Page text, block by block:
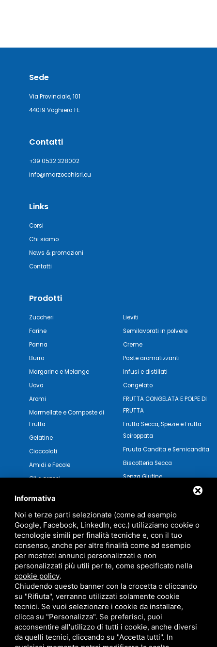
Sede
Via Provinciale, 101
44019 Voghiera FE
Contatti
+39 0532 328002
info@marzocchisrl.eu
Links
Corsi
Chi siamo
News & promozioni
Contatti
Prodotti
Zuccheri
Farine
Panna
Burro
Margarine e Melange
Uova
Aromi
Marmellate e Composte di
Frutta
Gelatine
Cioccolati
Amidi e Fecole
Oli e grassi
Lieviti
Semilavorati in polvere
Creme
Paste aromatizzanti
Infusi e distillati
Congelato
FRUTTA CONGELATA E POLPE DI
FRUTTA
Frutta Secca, Spezie e Frutta
Sciroppata
Fruuta Candita e Semicandita
Biscotteria Secca
Senza Glutine
MARZOCCHI SRL • P.IVA 01942630383 • PRIVACY • SITEMAP
QUESTO SITO È PROTETTO DA GOOGLE RECAPTCHA V3,
PRIVACY POLICYETERMS OF SERVICE
Informativa
Noi e terze parti selezionate (come ad esempio
Google, Facebook, LinkedIn, ecc.) utilizziamo cookie o
tecnologie simili per finalità tecniche e, con il tuo
consenso, anche per altre finalità come ad esempio
per mostrati annunci personalizzati e non
personalizzati più utili per te, come specificato nella
cookie policy.
Chiudendo questo banner con la crocetta o cliccando
su "Rifiuta", verranno utilizzati solamente cookie
tecnici. Se vuoi selezionare i cookie da installare,
clicca su "Personalizza". Se preferisci, puoi
acconsentire all'utilizzo di tutti i cookie, anche diversi
da quelli tecnici, cliccando su "Accetta tutti". In